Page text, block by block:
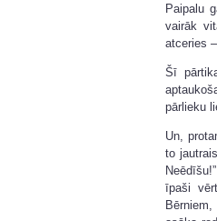
Paipalu
vairāk
atceries
Šī
pārlieku
Un,
to
īpaši